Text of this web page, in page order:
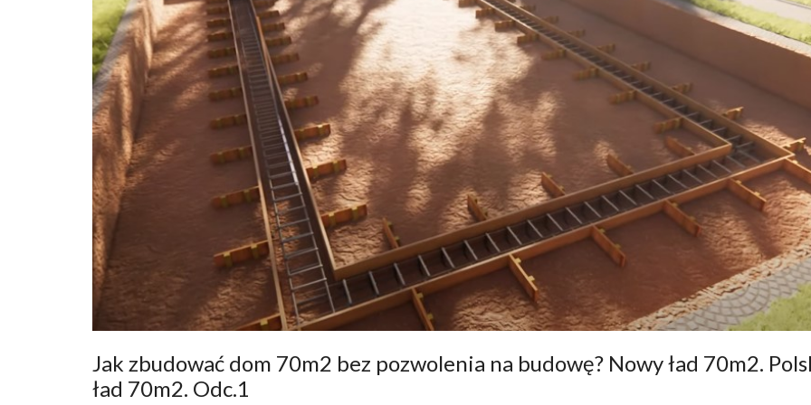
Jak zbudować dom 70m2 bez pozwolenia na budowę? Nowy ład 70m2.
ład 70m2. Odc.1